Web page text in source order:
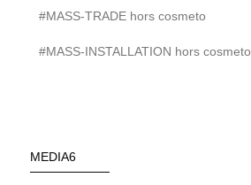
#MASS-TRADE hors cosmeto
#MASS-INSTALLATION hors cosmeto
MEDIA6